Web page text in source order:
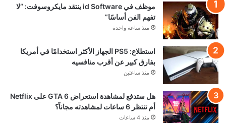
موظف في id Software ينتقد مايكروسوفت: “لا
تفهم الفن أساسًا”
منذ ساعة واحدة
استطلاع: PS5 الجهاز الأكثر استخدامًا في أمريكا
بفارق كبير عن أقرب منافسيه
منذ ساعتين
هل ستدفع لمشاهدة استعراض GTA 6 على Netflix
أم تنتظر 6 ساعات لمشاهدته مجاناً؟
منذ 4 ساعات